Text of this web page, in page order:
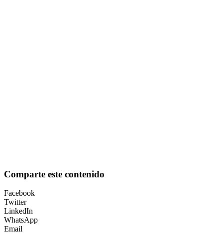
Comparte este contenido
Facebook
Twitter
LinkedIn
WhatsApp
Email